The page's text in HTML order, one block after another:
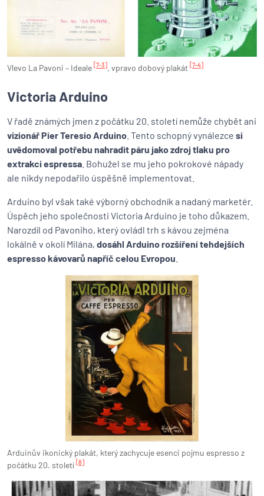
Vlevo La Pavoni – Ideale [7-3], vpravo dobový plakát [7-4]
Victoria Arduino
V řadě známých jmen z počátku 20. století nemůže chybět ani
vizionář Pier Teresio Arduino . Tento schopný vynálezce si
uvědomoval potřebu nahradit páru jako zdroj tlaku pro
extrakci espressa . Bohužel se mu jeho pokrokové nápady
ale nikdy nepodařilo úspěšně implementovat.
Arduino byl však také výborný obchodník a nadaný marketér.
Úspěch jeho společnosti Victoria Arduino je toho důkazem.
Narozdíl od Pavoniho, který ovládl trh s kávou zejména
lokálně v okolí Milána, dosáhl Arduino rozšíření tehdejších
espresso kávovarů napříč celou Evropou
Arduinův ikonický plakát, který zachycuje esenci pojmu espresso z
počátku 20. století [8]